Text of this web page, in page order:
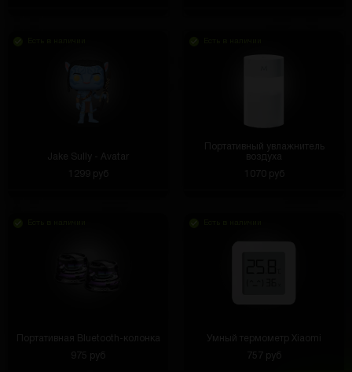
Jake Sully - Avatar
1299 руб
Портативный увлажнитель
воздуха
1070 руб
Портативная Bluetooth-колонка
975 руб
Умный термометр Xiaomi
757 руб